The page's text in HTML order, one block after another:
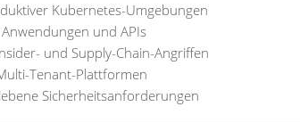
Kubernetes-Umgebungen
und APIs
und Supply-Chain-Angriffen
Tenant-Plattformen
Sicherheitsanforderungen